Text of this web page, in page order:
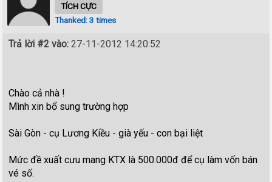
TÍCH CỰC
Thanked: 3 times
Trả lời #2 vào: 27-11-2012 14:20:52
Chào cả nhà !
Mình xin bổ sung trường hợp
Sài Gòn - cụ Lương Kiều - già yếu - con bại liệt
Mức đề xuất cưu mang KTX là 500.000đ để cụ làm vốn bán
vé số.